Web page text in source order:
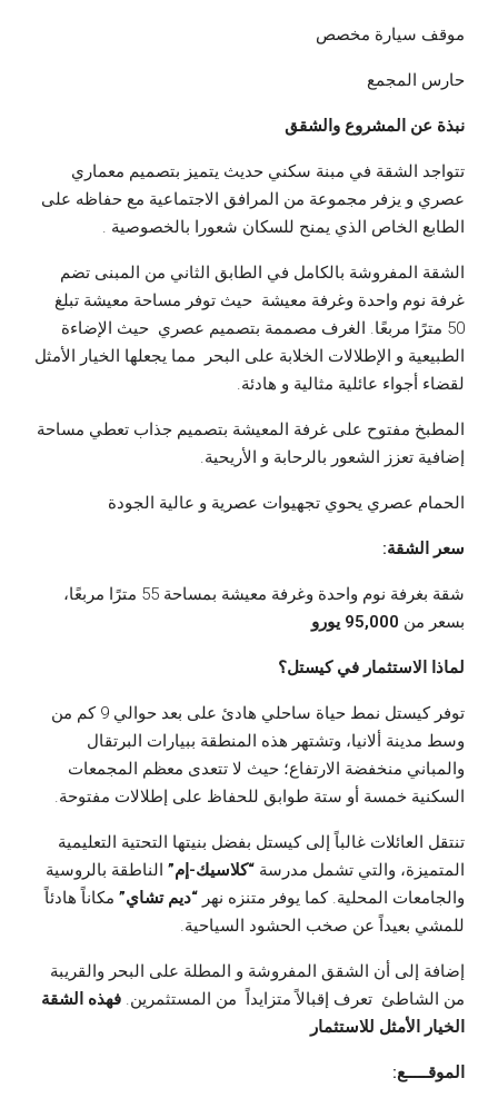
موقف سيارة مخصص
حارس المجمع
نبذة عن المشروع والشقق
تتواجد الشقة في مبنة سكني حديث يتميز بتصميم معماري
عصري و يزفر مجموعة من المرافق الاجتماعية مع حفاظه على
الطابع الخاص الذي يمنح للسكان شعورا بالخصوصية .
الشقة المفروشة بالكامل في الطابق الثاني من المبنى تضم
غرفة نوم واحدة وغرفة معيشة حيث توفر مساحة معيشة تبلغ
50 مترًا مربعًا. الغرف مصممة بتصميم عصري حيث الإضاءة
الطبيعية و الإطلالات الخلابة على البحر مما يجعلها الخيار الأمثل
لقضاء أجواء عائلية مثالية و هادئة.
المطبخ مفتوح على غرفة المعيشة بتصميم جذاب تعطي مساحة
إضافية تعزز الشعور بالرحابة و الأريحية.
الحمام عصري يحوي تجهيوات عصرية و عالية الجودة
سعر الشقة:
شقة بغرفة نوم واحدة وغرفة معيشة بمساحة 55 مترًا مربعًا،
بسعر من 95,000 يورو
لماذا الاستثمار في كيستل؟
توفر كيستل نمط حياة ساحلي هادئ على بعد حوالي 9 كم من
وسط مدينة ألانيا، وتشتهر هذه المنطقة ببيارات البرتقال
والمباني منخفضة الارتفاع؛ حيث لا تتعدى معظم المجمعات
السكنية خمسة أو ستة طوابق للحفاظ على إطلالات مفتوحة.
تنتقل العائلات غالباً إلى كيستل بفضل بنيتها التحتية التعليمية
المتميزة، والتي تشمل مدرسة “كلاسيك-إم” الناطقة بالروسية
والجامعات المحلية. كما يوفر متنزه نهر “ديم تشاي” مكاناً هادئاً
للمشي بعيداً عن صخب الحشود السياحية.
إضافة إلى أن الشقق المفروشة و المطلة على البحر والقريبة
من الشاطئ تعرف إقبالاً متزايداً من المستثمرين. فهذه الشقة
الخيار الأمثل للاستثمار
الموقـــــع: